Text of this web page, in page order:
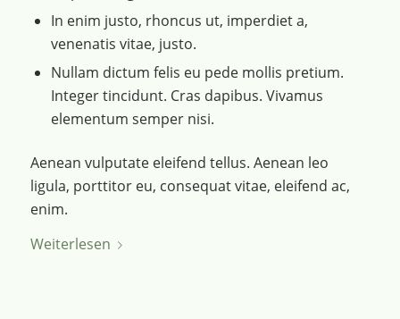
In enim justo, rhoncus ut, imperdiet a,
venenatis vitae, justo.
Nullam dictum felis eu pede mollis pretium.
Integer tincidunt. Cras dapibus. Vivamus
elementum semper nisi.
Aenean vulputate eleifend tellus. Aenean leo
ligula, porttitor eu, consequat vitae, eleifend ac,
enim.
Weiterlesen